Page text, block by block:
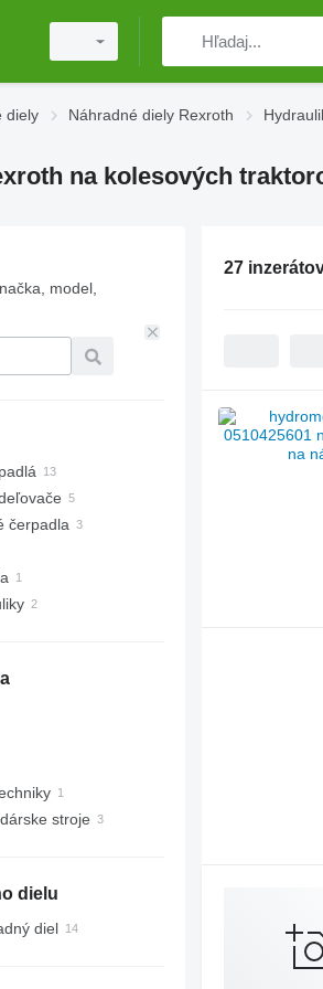
diely Náhradné diely Rexroth
na kolesových
model,
čerpadla
stroje
dielu
diel
27